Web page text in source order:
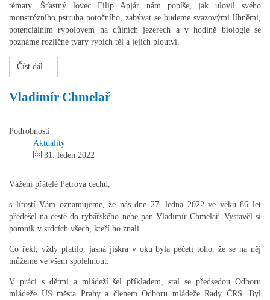
tématy. Šťastný lovec Filip Apjár nám popíše, jak ulovil svého
monstrózního pstruha potočního, zabývat se budeme svazovými líhněmi,
potenciálním rybolovem na důlních jezerech a v hodině biologie se
poznáme rozličné tvary rybích těl a jejich ploutví.
Číst dál...
Vladimír Chmelař
Podrobnosti
Aktuality
31. leden 2022
Vážení přátelé Petrova cechu,
s lítostí Vám oznamujeme, že nás dne 27. ledna 2022 ve věku 86 let
předešel na cestě do rybářského nebe pan Vladimír Chmelař. Vystavěl si
pomník v srdcích všech, kteří ho znali.
Co řekl, vždy platilo, jasná jiskra v oku byla pečetí toho, že se na něj
můžeme ve všem spolehnout.
V práci s dětmi a mládeží šel příkladem, stal se předsedou Odboru
mládeže ÚS města Prahy a členem Odboru mládeže Rady ČRS. Byl